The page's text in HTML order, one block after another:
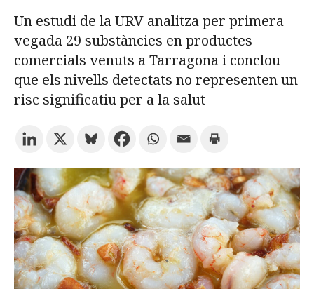
Prova la cerca avançada
Un estudi de la URV analitza per primera
vegada 29 substàncies en productes
comercials venuts a Tarragona i conclou
que els nivells detectats no representen un
risc significatiu per a la salut